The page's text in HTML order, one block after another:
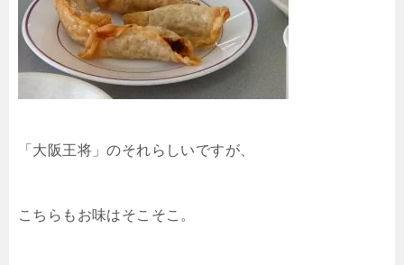
「大阪王将」のそれらしいですが、
こちらもお味はそこそこ。